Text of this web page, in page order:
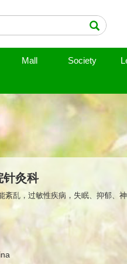
Mall Society
针灸科
紊乱，过敏性疾病，失眠、抑郁、